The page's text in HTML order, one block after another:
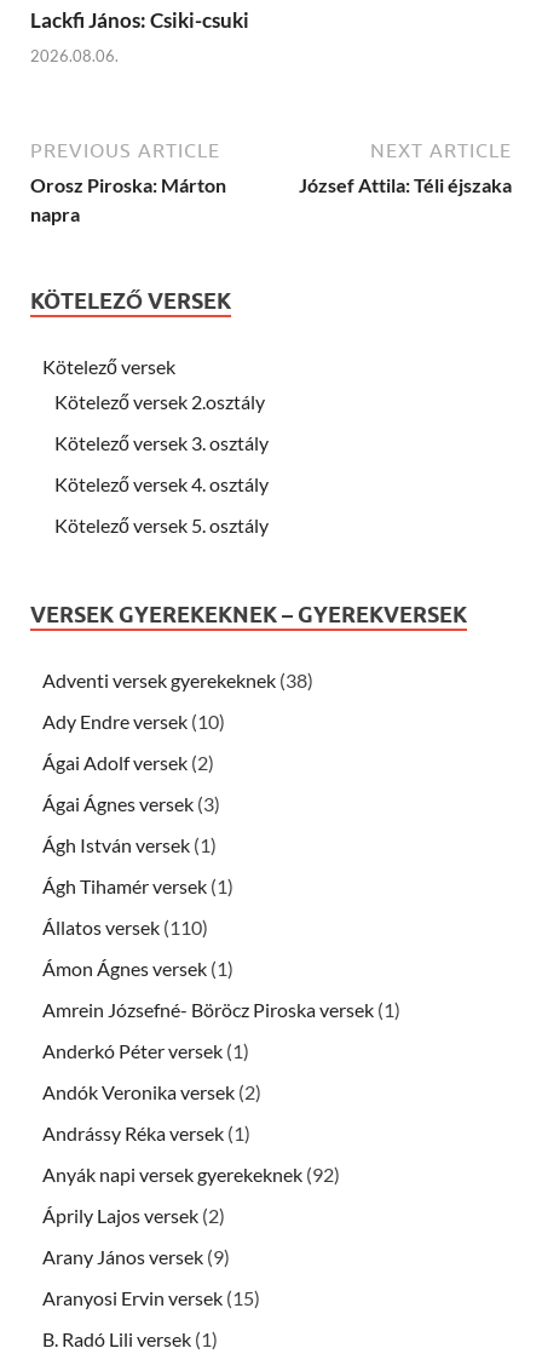
Lackfi János: Csiki-csuki
2026.08.06.
PREVIOUS ARTICLE
Orosz Piroska: Márton
napra
NEXT ARTICLE
József Attila: Téli éjszaka
KÖTELEZŐ VERSEK
Kötelező versek
Kötelező versek 2.osztály
Kötelező versek 3. osztály
Kötelező versek 4. osztály
Kötelező versek 5. osztály
VERSEK GYEREKEKNEK – GYEREKVERSEK
Adventi versek gyerekeknek (38)
Ady Endre versek (10)
Ágai Adolf versek (2)
Ágai Ágnes versek (3)
Ágh István versek (1)
Ágh Tihamér versek (1)
Állatos versek (110)
Ámon Ágnes versek (1)
Amrein Józsefné- Böröcz Piroska versek (1)
Anderkó Péter versek (1)
Andók Veronika versek (2)
Andrássy Réka versek (1)
Anyák napi versek gyerekeknek (92)
Áprily Lajos versek (2)
Arany János versek (9)
Aranyosi Ervin versek (15)
B. Radó Lili versek (1)